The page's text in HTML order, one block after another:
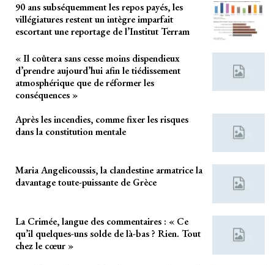
90 ans subséquemment les repos payés, les
villégiatures restent un intègre imparfait
escortant une reportage de l’Institut Terram
« Il coûtera sans cesse moins dispendieux
d’prendre aujourd’hui afin le tiédissement
atmosphérique que de réformer les
conséquences »
Après les incendies, comme fixer les risques
dans la constitution mentale
Maria Angelicoussis, la clandestine armatrice la
davantage toute-puissante de Grèce
La Crimée, langue des commentaires : « Ce
qu’il quelques-uns solde de là-bas ? Rien. Tout
chez le cœur »